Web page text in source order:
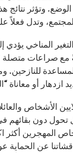
وتؤثر نتائج
المناخي يؤدي
مع صراعات
تحول دون
المهجرين
عن الحماية